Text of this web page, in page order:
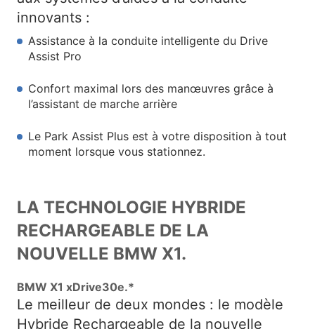
innovants :
Assistance à la conduite intelligente du Drive
Assist Pro
Confort maximal lors des manœuvres grâce à
l’assistant de marche arrière
Le Park Assist Plus est à votre disposition à tout
moment lorsque vous stationnez.
LA TECHNOLOGIE HYBRIDE
RECHARGEABLE DE LA
NOUVELLE BMW X1.
BMW X1 xDrive30e.*
Le meilleur de deux mondes : le modèle
Hybride Rechargeable de la nouvelle